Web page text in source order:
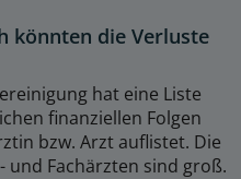
könnten die Verluste
hat eine Liste
finanziellen Folgen
bzw. Arzt auflistet. Die
und Fachärzten sind groß.